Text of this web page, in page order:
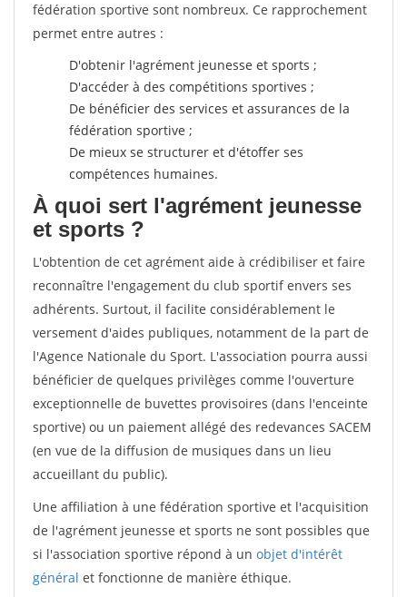
fédération sportive sont nombreux. Ce rapprochement
permet entre autres :
D'obtenir l'agrément jeunesse et sports ;
D'accéder à des compétitions sportives ;
De bénéficier des services et assurances de la
fédération sportive ;
De mieux se structurer et d'étoffer ses
compétences humaines.
À quoi sert l'agrément jeunesse
et sports ?
L'obtention de cet agrément aide à crédibiliser et faire
reconnaître l'engagement du club sportif envers ses
adhérents. Surtout, il facilite considérablement le
versement d'aides publiques, notamment de la part de
l'Agence Nationale du Sport. L'association pourra aussi
bénéficier de quelques privilèges comme l'ouverture
exceptionnelle de buvettes provisoires (dans l'enceinte
sportive) ou un paiement allégé des redevances SACEM
(en vue de la diffusion de musiques dans un lieu
accueillant du public).
Une affiliation à une fédération sportive et l'acquisition
de l'agrément jeunesse et sports ne sont possibles que
si l'association sportive répond à un objet d'intérêt
général et fonctionne de manière éthique.